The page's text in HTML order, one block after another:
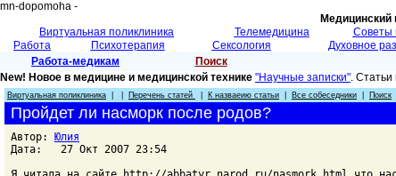
mn-dopomoha -
Виртуальная поликлиника
Телемедицина Советы
Работа
Психотерапия Сексология Духовное
Работа-медикам
Поиск
New! Новое в медицине и медицинской технике "Научные записки".
Виртуальная поликлиника Перечень статей К назваеию статьи Все собеседники Поиск
Пройдет ли насморк после родов?
Автор: Юлия
Дата: 27 Окт 2007 23:54